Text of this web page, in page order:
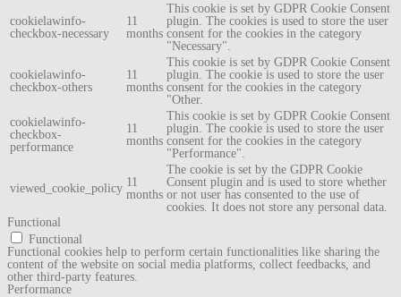
cookielawinfo-
checkbox-necessary
11
months
This cookie is set by GDPR Cookie Consent
plugin. The cookies is used to store the user
consent for the cookies in the category
"Necessary".
cookielawinfo-
checkbox-others
11
months
This cookie is set by GDPR Cookie Consent
plugin. The cookie is used to store the user
consent for the cookies in the category
"Other.
cookielawinfo-
checkbox-
performance
11
months
This cookie is set by GDPR Cookie Consent
plugin. The cookie is used to store the user
consent for the cookies in the category
"Performance".
viewed_cookie_policy 11
months
The cookie is set by the GDPR Cookie
Consent plugin and is used to store whether
or not user has consented to the use of
cookies. It does not store any personal data.
Functional
Functional
Functional cookies help to perform certain functionalities like sharing the
content of the website on social media platforms, collect feedbacks, and
other third-party features.
Performance